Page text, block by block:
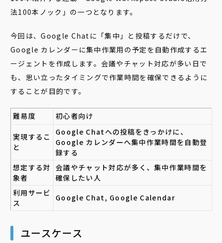
法100本ノック」の一つとなります。
今回は、Google Chatに「集中」と投稿するだけで、
Google カレンダーに集中作業用の予定を自動作成するエ
ージェントを作成します。会議やチャット対応が多い日で
も、思い立ったタイミングで作業時間を確保できるように
することが目的です。
難易度 初心者向け
実現するこ
と
Google Chatへの投稿をきっかけに、
Google カレンダーへ集中作業時間を自動登
録する
想定する対
象者
会議やチャット対応が多く、集中作業時間を
確保したい人
利用サービ
ス
Google Chat, Google Calendar
ユースケース